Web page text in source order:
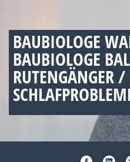
BAUBIOLOGE
BAUBIOLOGE
RUTENGÄNGER /